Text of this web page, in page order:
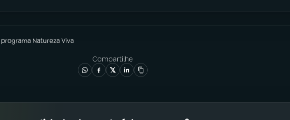
Natureza Viva
Compartilhe